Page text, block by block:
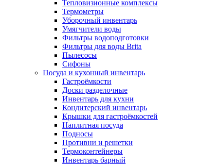
Тепловизионные комплексы
Термометры
Уборочный инвентарь
Умягчители воды
Фильтры водоподготовки
Фильтры для воды Brita
Пылесосы
Сифоны
Посуда и кухонный инвентарь
Гастроёмкости
Доски разделочные
Инвентарь для кухни
Кондитерский инвентарь
Крышки для гастроёмкостей
Наплитная посуда
Подносы
Противни и решетки
Термоконтейнеры
Инвентарь барный